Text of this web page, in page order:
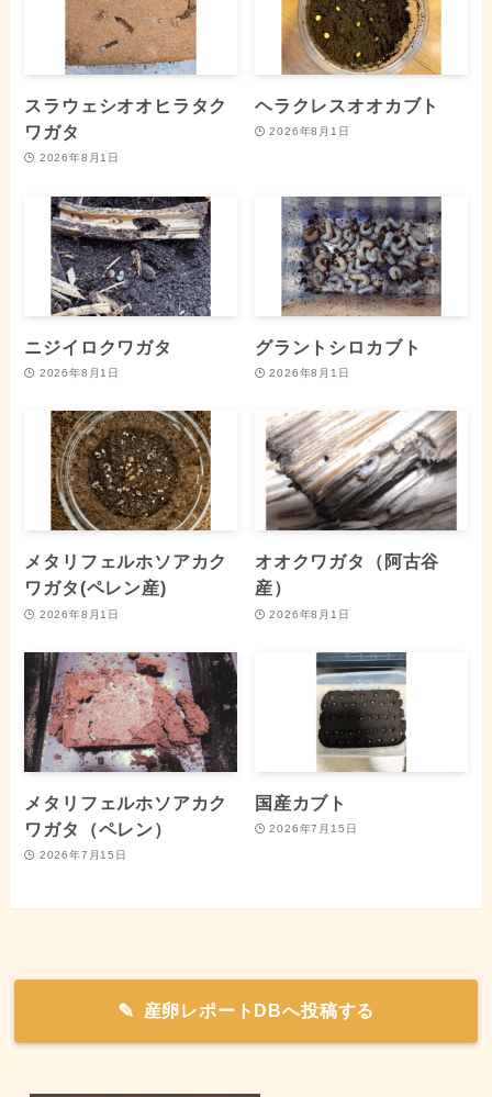
スラウェシオオヒラタク
ワガタ
2026年8月1日
ヘラクレスオオカブト
2026年8月1日
ニジイロクワガタ
2026年8月1日
グラントシロカブト
2026年8月1日
メタリフェルホソアカク
ワガタ(ペレン産)
2026年8月1日
オオクワガタ（阿古谷
産）
2026年8月1日
メタリフェルホソアカク
ワガタ（ペレン）
2026年7月15日
国産カブト
2026年7月15日
産卵レポートDBへ投稿する